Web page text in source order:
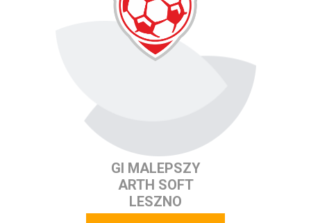
GI MALEPSZY
ARTH SOFT
LESZNO